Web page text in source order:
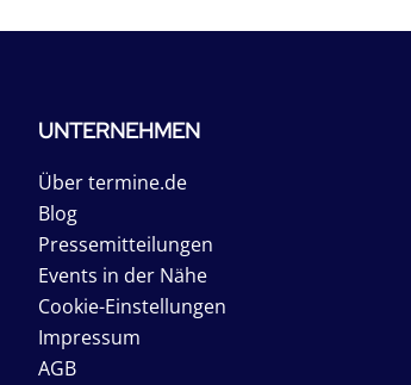
UNTERNEHMEN
Über termine.de
Blog
Pressemitteilungen
Events in der Nähe
Cookie-Einstellungen
Impressum
AGB